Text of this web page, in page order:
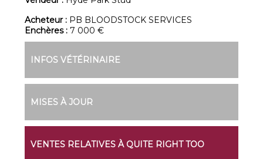
Acheteur : PB BLOODSTOCK SERVICES
Enchères :7 000 €
INFOS VÉTÉRINAIRE
MISES À JOUR
VENTES RELATIVES À QUITE RIGHT TOO